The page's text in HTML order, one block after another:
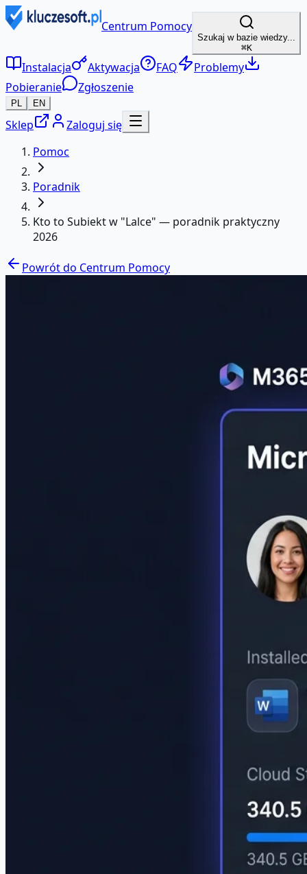
Centrum Pomocy
Szukaj w bazie wiedzy...
⌘K
Instalacja Aktywacja FAQ
Problemy
Pobieranie
Zgłoszenie
PL EN
Sklep
Zaloguj się
Pomoc
Poradnik
Kto to Subiekt w "Lalce" — poradnik praktyczny
2026
Powrót do Centrum Pomocy